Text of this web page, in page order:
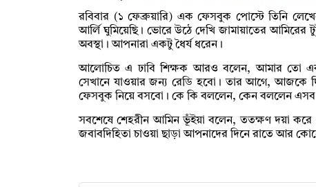
রবিবার (১ ফেব্রুয়ারি) এক ফেসবুক পোস্টে তিনি
আর্লি ঘুমিয়েছি। ভোরে উঠে দেখি জামায়াতের আমিরের
অবস্থা। আপনারা একটু ধৈর্য ধরেন।
আলোচিত এ ঢাবি শিক্ষক আরও বলেন, আমার তো
সেখানে যাওয়ার জন্য রেডি হবো। তার আগে, আজকে
ফেসবুক নিয়ে বসবো। কে কি বললেন, কেন বললেন এসব
সবশেষে শেহরীন আমিন ভূঁইয়া বলেন, ততক্ষণ দয়া
জবাবদিহিতা চাওয়া ছাড়া আপনাদের দিনে রাতে আর